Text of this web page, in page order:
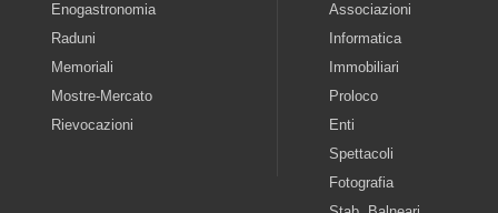
Enogastronomia
Raduni
Memoriali
Mostre-Mercato
Rievocazioni
Associazioni
Informatica
Immobiliari
Proloco
Enti
Spettacoli
Fotografia